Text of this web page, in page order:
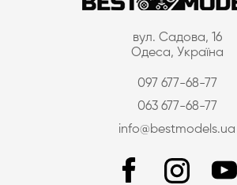
вул. Садова, 16
Одеса, Україна
097 677-68-77
063 677-68-77
info@bestmodels.ua